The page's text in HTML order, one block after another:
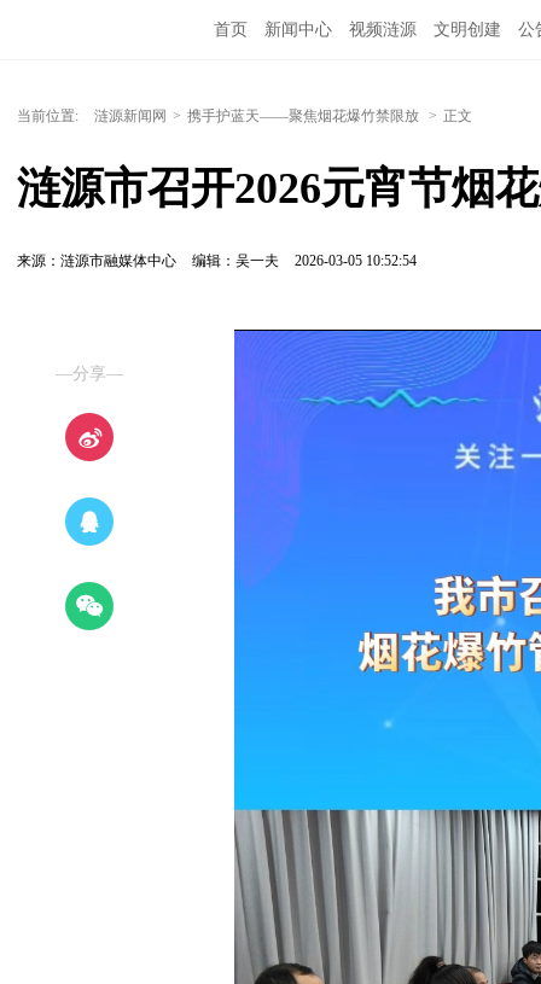
首页 新闻中心 视频涟源 文明创建 公
当前位置: 涟源新闻网 > 携手护蓝天——聚焦烟花爆竹禁限放 > 正文
涟源市召开2026元宵节烟
来源：涟源市融媒体中心 编辑：吴一夫 2026-03-05 10:52:54
—分享—